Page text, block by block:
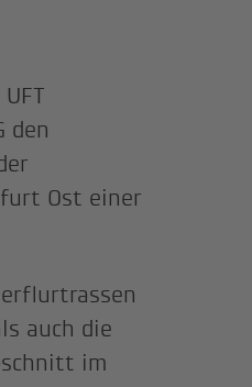
den
Ost einer
auch die
im